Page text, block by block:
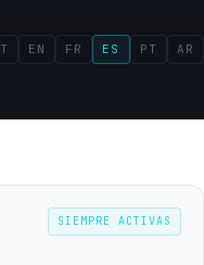
EN FR ES PT AR
SIEMPRE ACTIVAS